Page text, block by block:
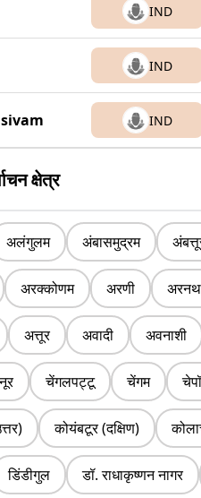
IND
IND
IND
क्षेत्र
अलंगुलम अंबासमुद्रम
अरक्कोणम अरणी
अत्तूर अवादी अवनाशी
चेंगलपट्टू चेंगम
कोयंबटूर (दक्षिण)
डिंडीगुल डॉ. राधाकृष्णन नागर